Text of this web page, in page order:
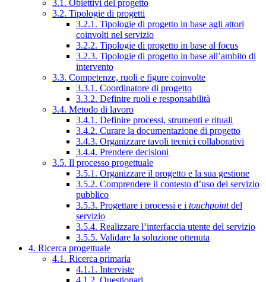
3.1. Obiettivi del progetto
3.2. Tipologie di progetti
3.2.1. Tipologie di progetto in base agli attori
coinvolti nel servizio
3.2.2. Tipologie di progetto in base al focus
3.2.3. Tipologie di progetto in base all’ambito di
intervento
3.3. Competenze, ruoli e figure coinvolte
3.3.1. Coordinatore di progetto
3.3.2. Definire ruoli e responsabilità
3.4. Metodo di lavoro
3.4.1. Definire processi, strumenti e rituali
3.4.2. Curare la documentazione di progetto
3.4.3. Organizzare tavoli tecnici collaborativi
3.4.4. Prendere decisioni
3.5. Il processo progettuale
3.5.1. Organizzare il progetto e la sua gestione
3.5.2. Comprendere il contesto d’uso del servizio
pubblico
3.5.3. Progettare i processi e i touchpointdel
servizio
3.5.4. Realizzare l’interfaccia utente del servizio
3.5.5. Validare la soluzione ottenuta
4. Ricerca progettuale
4.1. Ricerca primaria
4.1.1. Interviste
4.1.2. Questionari